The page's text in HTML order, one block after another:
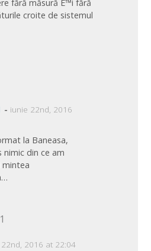
fără măsură È™i fără
croite de sistemul
- iunie 22nd, 2016
la Baneasa,
nimic din ce am
mintea
2016 at 22:04